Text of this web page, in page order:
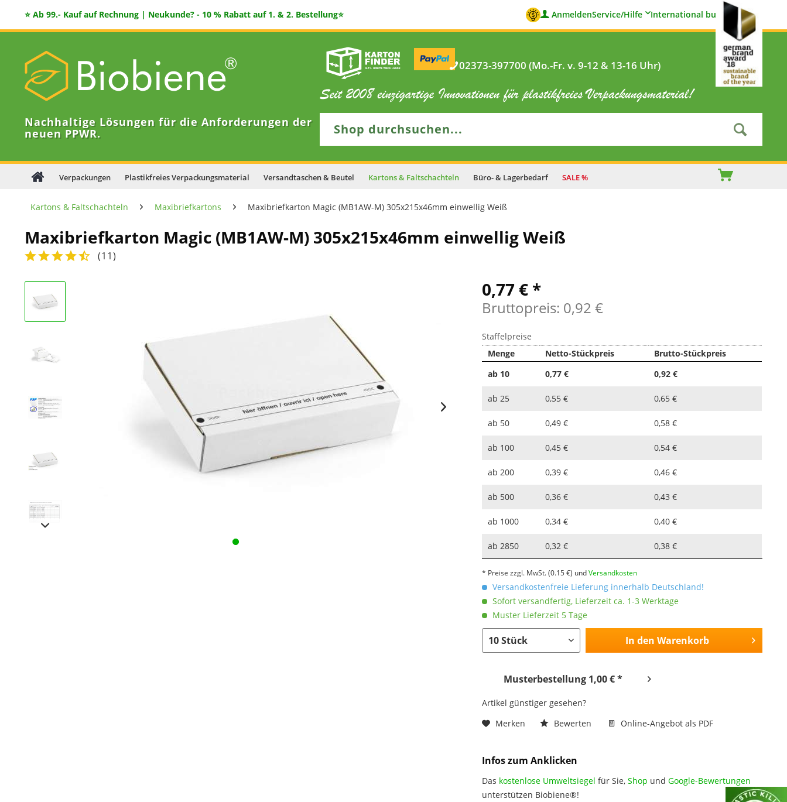
⭐ Ab 99.- Kauf auf Rechnung | Neukunde? - 10 % Rabatt auf 1. & 2. Bestellung⭐ AnmeldenService/Hilfe International buyers
Nachhaltige Lösungen für die Anforderungen der
neuen PPWR.
02373-397700 (Mo.-Fr. v. 9-12 & 13-16 Uhr)
Verpackungen Plastikfreies Verpackungsmaterial Versandtaschen & Beutel Kartons & Faltschachteln Büro- & Lagerbedarf SALE %
Kartons & Faltschachteln Maxibriefkartons Maxibriefkarton Magic (MB1AW-M) 305x215x46mm einwellig Weiß
Maxibriefkarton Magic (MB1AW-M) 305x215x46mm einwellig Weiß
(11)
0,77 € *
Bruttopreis: 0,92 €
Staffelpreise
Menge
Netto-Stückpreis
Brutto-Stückpreis
ab 10 0,77 € 0,92 €
ab 25 0,55 € 0,65 €
ab 50 0,49 € 0,58 €
ab 100 0,45 € 0,54 €
ab 200 0,39 € 0,46 €
ab 500 0,36 € 0,43 €
ab 1000 0,34 € 0,40 €
ab 2850 0,32 € 0,38 €
* Preise zzgl. MwSt.(0.15 €) undVersandkosten
Versandkostenfreie Lieferung innerhalb Deutschland!
Sofort versandfertig, Lieferzeit ca. 1-3 Werktage
Muster Lieferzeit 5 Tage
In den Warenkorb
Musterbestellung 1,00 € *
Artikel günstiger gesehen?
Merken
Bewerten Online-Angebot als PDF
Infos zum Anklicken
Das kostenlose Umweltsiegel für Sie,Shop undGoogle-Bewertungen
unterstützen Biobiene®!